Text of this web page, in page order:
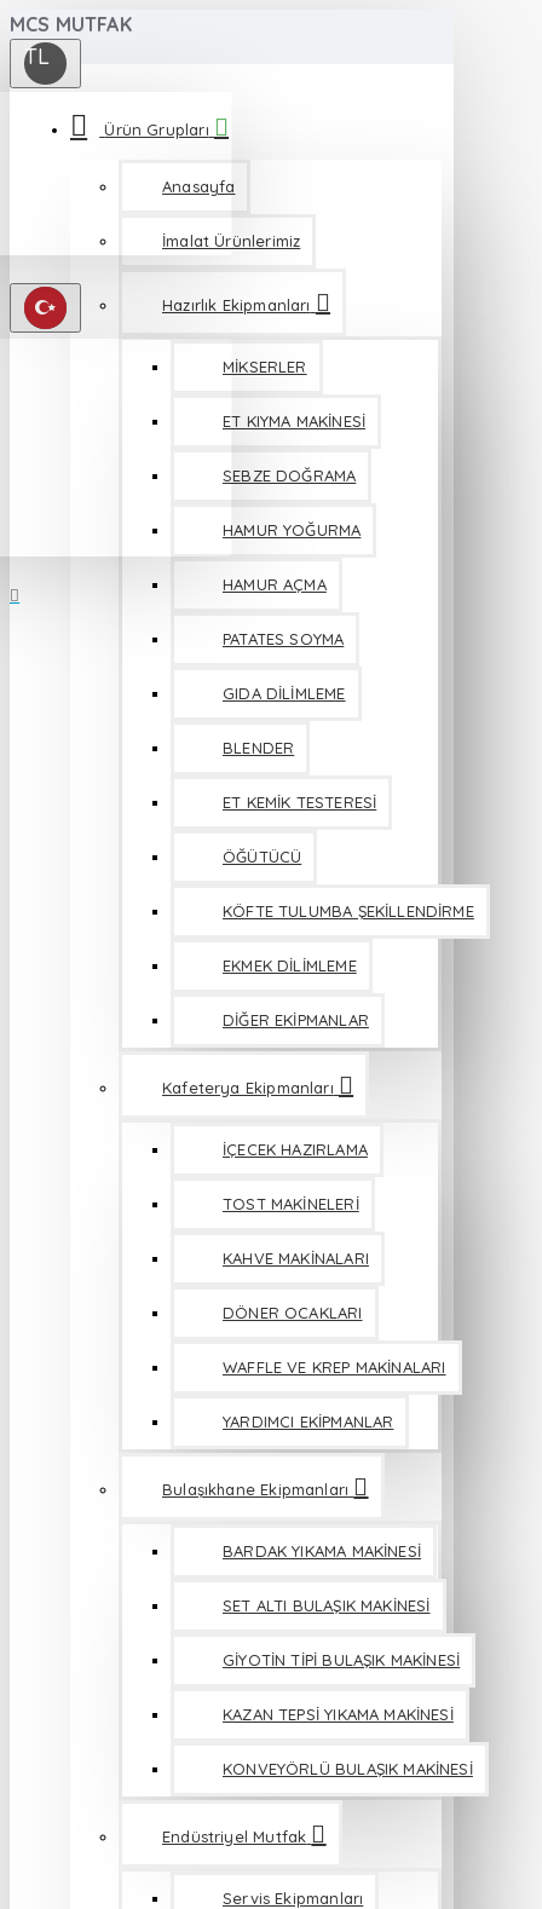
MCS MUTFAK
TL
Ürün Grupları
Anasayfa
İmalat Ürünlerimiz
Hazırlık Ekipmanları
MİKSERLER
ET KIYMA MAKİNESİ
SEBZE DOĞRAMA
HAMUR YOĞURMA
HAMUR AÇMA
PATATES SOYMA
GIDA DİLİMLEME
BLENDER
ET KEMİK TESTERESİ
ÖĞÜTÜCÜ
KÖFTE TULUMBA ŞEKİLLENDİRME
EKMEK DİLİMLEME
DİĞER EKİPMANLAR
Kafeterya Ekipmanları
İÇECEK HAZIRLAMA
TOST MAKİNELERİ
KAHVE MAKİNALARI
DÖNER OCAKLARI
WAFFLE VE KREP MAKİNALARI
YARDIMCI EKİPMANLAR
Bulaşıkhane Ekipmanları
BARDAK YIKAMA MAKİNESİ
SET ALTI BULAŞIK MAKİNESİ
GİYOTİN TİPİ BULAŞIK MAKİNESİ
KAZAN TEPSİ YIKAMA MAKİNESİ
KONVEYÖRLÜ BULAŞIK MAKİNESİ
Endüstriyel Mutfak
Servis Ekipmanları